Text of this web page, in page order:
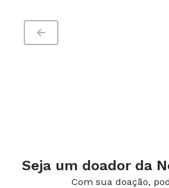
Seja um doador da
Com sua doação,